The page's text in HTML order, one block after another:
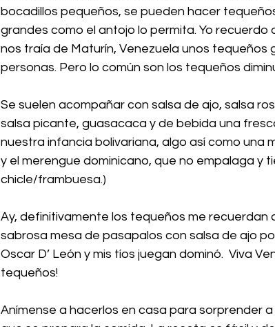
bocadillos pequeños, se pueden hacer
grandes como el antojo lo permita. Yo
nos traía de Maturín, Venezuela unos tequeños
personas. Pero lo común son los tequeños
Se suelen acompañar con salsa de ajo, salsa
salsa picante, guasacaca y de bebida una
nuestra infancia bolivariana, algo así como una
y el merengue dominicano, que no empalaga y
chicle/frambuesa.)
Ay, definitivamente los tequeños me recuerdan
sabrosa mesa de pasapalos con salsa de ajo
Oscar D’ León y mis tíos juegan dominó.  Viva
tequeños!
Anímense a hacerlos en casa para sorprender